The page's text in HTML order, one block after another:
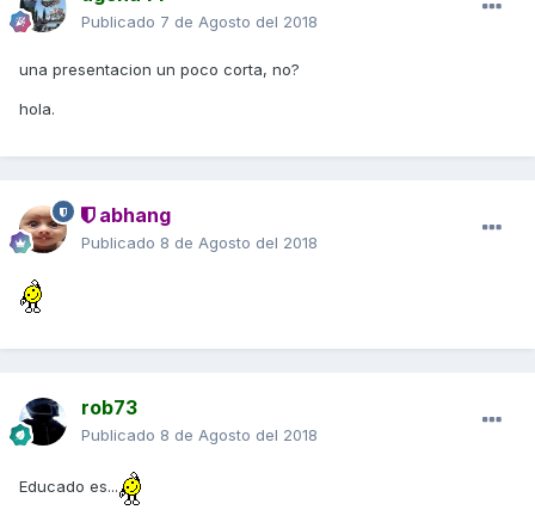
Publicado 7 de Agosto del 2018
una presentacion un poco corta, no?
hola.
abhang
Publicado 8 de Agosto del 2018
rob73
Publicado 8 de Agosto del 2018
Educado es...